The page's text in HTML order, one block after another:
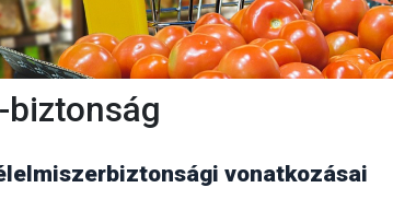
biztonság
vonatkozásai